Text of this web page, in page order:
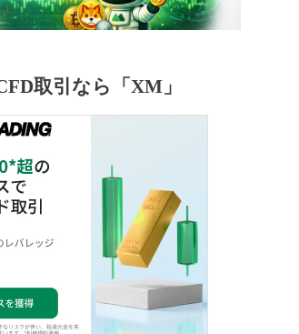
取引なら「XM」